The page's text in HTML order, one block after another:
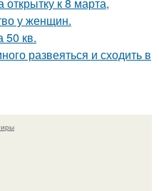
к 8 марта,
у женщин.
50 кв.
развеяться и сходить в